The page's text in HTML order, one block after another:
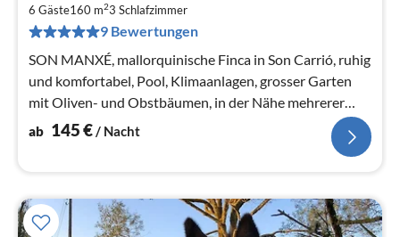
6 Gäste160 m23 Schlafzimmer
9 Bewertungen
SON MANXÉ, mallorquinische Finca in Son Carrió, ruhig
und komfortabel, Pool, Klimaanlagen, grosser Garten
mit Oliven- und Obstbäumen, in der Nähe mehrerer
Strände (6-10 km).
ab 145€/ Nacht